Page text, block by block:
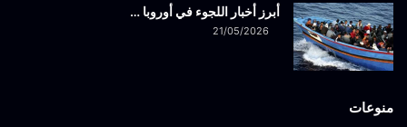
أبرز أخبار اللجوء في أوروبا …
21/05/2026
منوعات